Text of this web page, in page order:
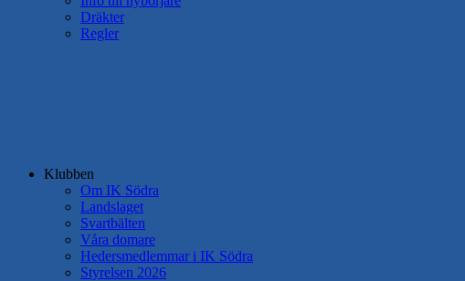
Dräkter
Regler
Klubben
Om IK Södra
Landslaget
Svartbälten
Våra domare
Hedersmedlemmar i IK Södra
Styrelsen 2026